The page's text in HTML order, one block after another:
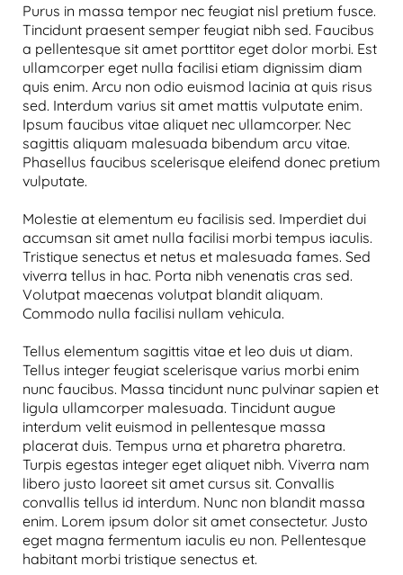
Purus in massa tempor nec feugiat nisl pretium fusce.
Tincidunt praesent semper feugiat nibh sed. Faucibus
a pellentesque sit amet porttitor eget dolor morbi. Est
ullamcorper eget nulla facilisi etiam dignissim diam
quis enim. Arcu non odio euismod lacinia at quis risus
sed. Interdum varius sit amet mattis vulputate enim.
Ipsum faucibus vitae aliquet nec ullamcorper. Nec
sagittis aliquam malesuada bibendum arcu vitae.
Phasellus faucibus scelerisque eleifend donec pretium
vulputate.
Molestie at elementum eu facilisis sed. Imperdiet dui
accumsan sit amet nulla facilisi morbi tempus iaculis.
Tristique senectus et netus et malesuada fames. Sed
viverra tellus in hac. Porta nibh venenatis cras sed.
Volutpat maecenas volutpat blandit aliquam.
Commodo nulla facilisi nullam vehicula.
Tellus elementum sagittis vitae et leo duis ut diam.
Tellus integer feugiat scelerisque varius morbi enim
nunc faucibus. Massa tincidunt nunc pulvinar sapien et
ligula ullamcorper malesuada. Tincidunt augue
interdum velit euismod in pellentesque massa
placerat duis. Tempus urna et pharetra pharetra.
Turpis egestas integer eget aliquet nibh. Viverra nam
libero justo laoreet sit amet cursus sit. Convallis
convallis tellus id interdum. Nunc non blandit massa
enim. Lorem ipsum dolor sit amet consectetur. Justo
eget magna fermentum iaculis eu non. Pellentesque
habitant morbi tristique senectus et.